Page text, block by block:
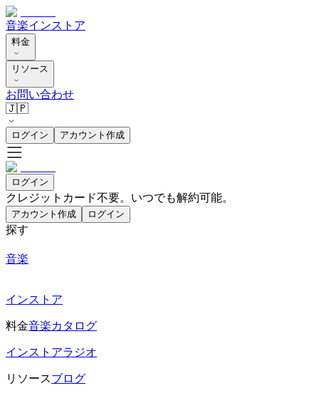
音楽インストア
料金
リソース
お問い合わせ
🇯🇵
ログイン アカウント作成
ログイン
クレジットカード不要。いつでも解約可能。
アカウント作成 ログイン
探す
音楽
インストア
料金音楽カタログ
インストアラジオ
リソースブログ